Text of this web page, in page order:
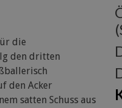
die
den dritten
den Acker
satten Schuss aus